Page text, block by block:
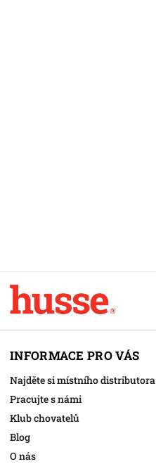
INFORMACE PRO VÁS
Najděte si místního distributora
Pracujte s námi
Klub chovatelů
Blog
O nás